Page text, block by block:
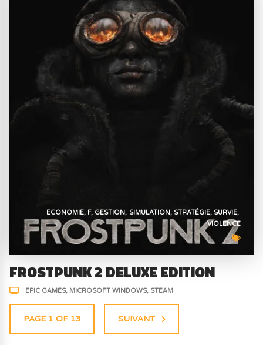
ECONOMIE F GESTION SIMULATION STRATÉGIE SURVIE
VIOLENCE
FROSTPUNK 2 DELUXE EDITION
EPIC GAMES MICROSOFT WINDOWS STEAM
PAGE 1 OF 13 SUIVANT